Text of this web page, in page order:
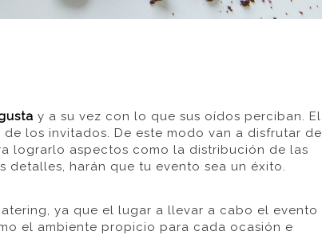
y a su vez con lo que sus oídos perciban. El
de los invitados. De este modo van a disfrutar de
lograrlo aspectos como la distribución de las
detalles, harán que tu evento sea un éxito.
ya que el lugar a llevar a cabo el evento
el ambiente propicio para cada ocasión e